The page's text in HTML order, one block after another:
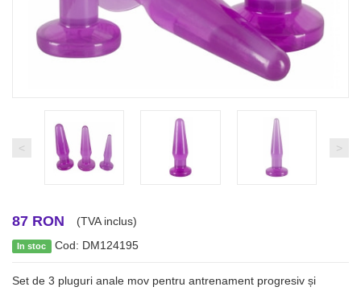
< >
87 RON (TVA inclus)
In stoc Cod: DM124195
Set de 3 pluguri anale mov pentru antrenament progresiv și